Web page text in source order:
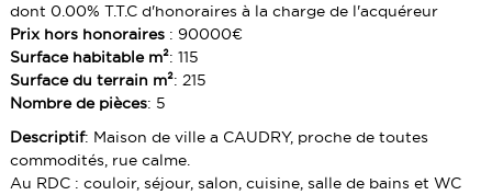
IMMEUBLES
TERRAINS
APPARTEMENT
IMMEUBLES
TERRAINS
SERVICES
ALERTE E-MAIL
VENDRE UN BIEN
ESTIMATION
CALCULETTE
CONTACT
dont 0.00% T.T.C d'honoraires à la charge de l'acquéreur
Prix hors honoraires: 90000€
Surface habitable m²: 115
Surface du terrain m²: 215
Nombre de pièces: 5
Descriptif: Maison de ville a CAUDRY, proche de toutes
commodités, rue calme.
Au RDC : couloir, séjour, salon, cuisine, salle de bains et WC